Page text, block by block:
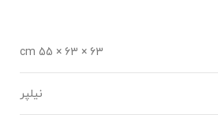
63 × 63 × 55 cm
نیلپر